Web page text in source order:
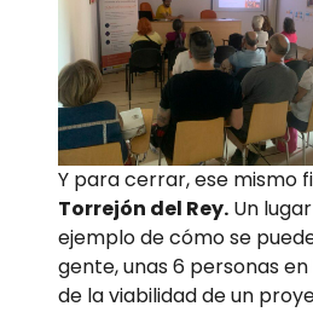
Y para cerrar, ese mismo
Torrejón del Rey. Un
ejemplo de cómo se
gente, unas 6 personas
de la viabilidad de un